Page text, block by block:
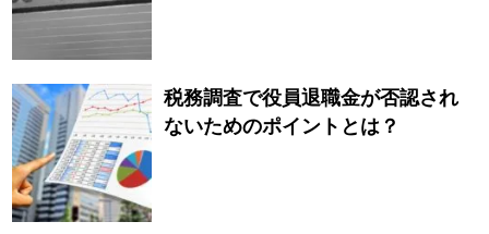
税務調査で役員退職金が否認され
ないためのポイントとは？